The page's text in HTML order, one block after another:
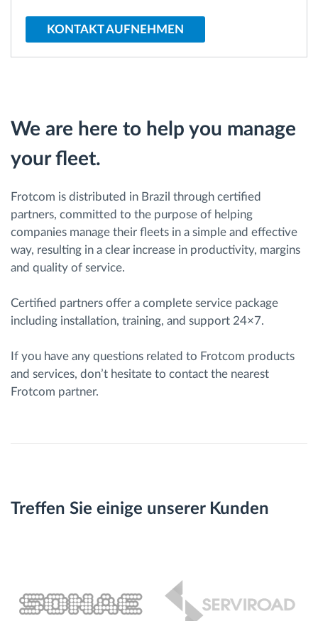
Automatic driver identification
How we solve each fleet activity needs
KONTAKT AUFNEHMEN
We are here to help you manage
your fleet.
Frotcom is distributed in Brazil through certified
partners, committed to the purpose of helping
companies manage their fleets in a simple and effective
way, resulting in a clear increase in productivity, margins
and quality of service.
Certified partners offer a complete service package
including installation, training, and support 24×7.
If you have any questions related to Frotcom products
and services, don’t hesitate to contact the nearest
Frotcom partner.
Treffen Sie einige unserer Kunden